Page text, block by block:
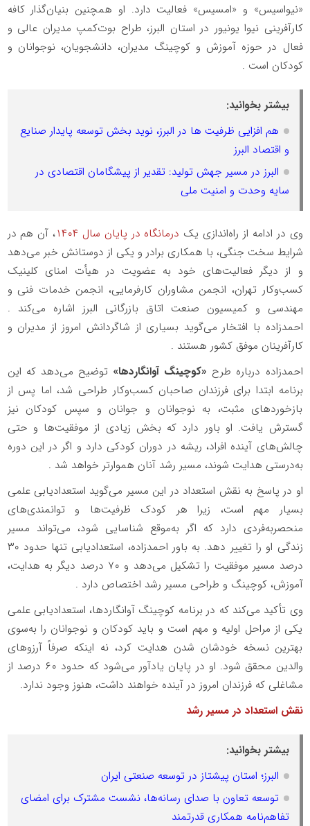
«نیواسیس» و «امسیس» فعالیت دارد. او همچنین بنیان‌گذار کافه
کارآفرینی نیوا یونیور در استان البرز، طراح بوت‌کمپ مدیران عالی و
فعال در حوزه آموزش و کوچینگ مدیران، دانشجویان، نوجوانان و
کودکان است .
بیشتر بخوانید:
هم افزایی ظرفیت ها در البرز، نوید بخش توسعه پایدار صنایع
و اقتصاد البرز
البرز در مسیر جهش تولید: تقدیر از پیشگامان اقتصادی در
سایه وحدت و امنیت ملی
وی در ادامه از راه‌اندازی یک درمانگاه در پایان سال ۱۴۰۴
، آن هم در
شرایط سخت جنگی، با همکاری برادر و یکی از دوستانش خبر می‌دهد
و از دیگر فعالیت‌های خود به عضویت در هیأت امنای کلینیک
کسب‌وکار تهران، انجمن مشاوران کارفرمایی، انجمن خدمات فنی و
مهندسی و کمیسیون صنعت اتاق بازرگانی البرز اشاره می‌کند .
احمدزاده با افتخار می‌گوید بسیاری از شاگردانش امروز از مدیران و
کارآفرینان موفق کشور هستند .
احمدزاده درباره طرح «کوچینگ آوانگاردها» توضیح می‌دهد که این
برنامه ابتدا برای فرزندان صاحبان کسب‌وکار طراحی شد، اما پس از
بازخوردهای مثبت، به نوجوانان و جوانان و سپس کودکان نیز
گسترش یافت. او باور دارد که بخش زیادی از موفقیت‌ها و حتی
چالش‌های آینده افراد، ریشه در دوران کودکی دارد و اگر در این دوره
به‌درستی هدایت شوند، مسیر رشد آنان هموارتر خواهد شد .
او در پاسخ به نقش استعداد در این مسیر می‌گوید استعدادیابی علمی
بسیار مهم است، زیرا هر کودک ظرفیت‌ها و توانمندی‌های
منحصربه‌فردی دارد که اگر به‌موقع شناسایی شود، می‌تواند مسیر
زندگی او را تغییر دهد. به باور احمدزاده، استعدادیابی تنها حدود ۳۰
درصد مسیر موفقیت را تشکیل می‌دهد و ۷۰ درصد دیگر به هدایت،
آموزش، کوچینگ و طراحی مسیر رشد اختصاص دارد .
وی تأکید می‌کند که در برنامه کوچینگ آوانگاردها، استعدادیابی علمی
یکی از مراحل اولیه و مهم است و باید کودکان و نوجوانان را به‌سوی
بهترین نسخه خودشان شدن هدایت کرد، نه اینکه صرفاً آرزوهای
والدین محقق شود. او در پایان یادآور می‌شود که حدود ۶۰ درصد از
مشاغلی که فرزندان امروز در آینده خواهند داشت، هنوز وجود ندارد.
نقش استعداد در مسیر رشد
بیشتر بخوانید:
البرز؛ استان پیشتاز در توسعه صنعتی ایران
توسعه تعاون با صدای رسانه‌ها، نشست مشترک برای امضای
تفاهم‌نامه همکاری قدرتمند